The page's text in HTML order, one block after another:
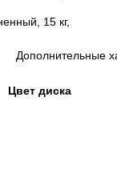
15 кг,
Дополнительные
Цвет диска